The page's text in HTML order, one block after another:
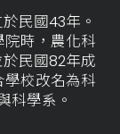
民國43年。
時，農化科
民國82年成
校改名為科
科學系。